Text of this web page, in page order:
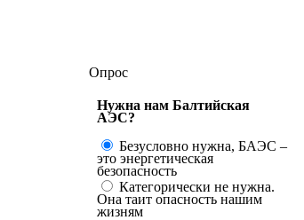
Опрос
Нужна нам Балтийская
АЭС?
Безусловно нужна, БАЭС –
это энергетическая
безопасность
Категорически не нужна.
Она таит опасность нашим
жизням